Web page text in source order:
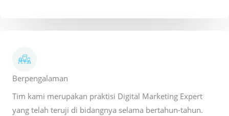
Berpengalaman
Tim kami merupakan praktisi Digital Marketing Expert
yang telah teruji di bidangnya selama bertahun-tahun.